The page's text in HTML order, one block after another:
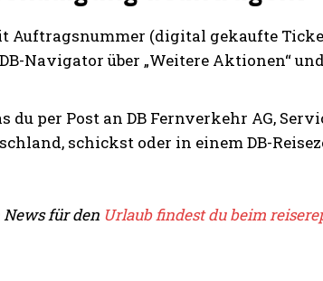
Auftragsnummer (digital gekaufte
Navigator über „Weitere Aktionen“
du per Post an DB Fernverkehr AG,
schickst oder in einem DB-
für den Urlaub findest du beim